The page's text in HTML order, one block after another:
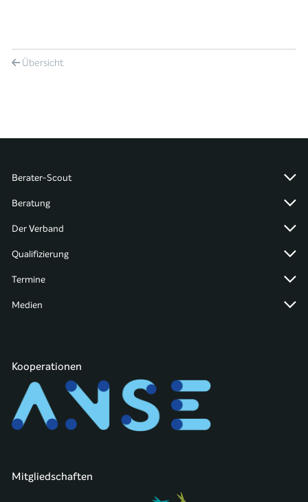
Übersicht
Berater-Scout
Beratung
Der Verband
Qualifizierung
Termine
Medien
Kooperationen
Mitgliedschaften